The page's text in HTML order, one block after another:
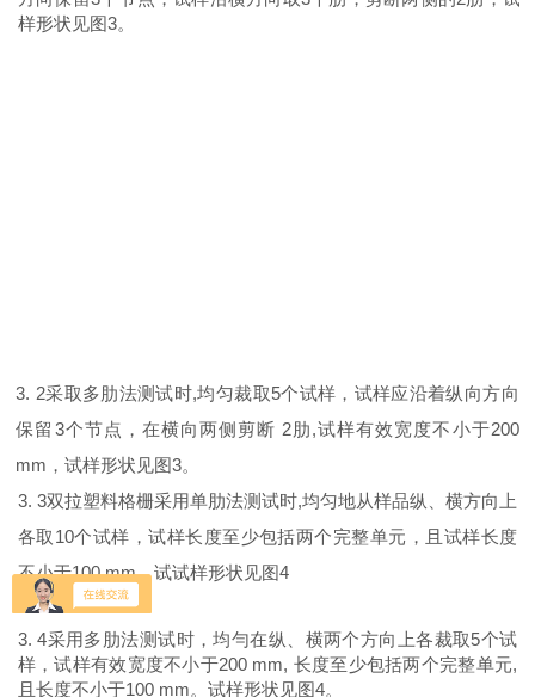
样形状见图3。
3. 2采取多肋法测试时,均匀裁取5个试样，试样应沿着纵向方向
保留 3个节点，在横向两侧剪断 2肋,试样有效宽度不小于200
mm ，试样形状见图3。
3. 3双拉塑料格栅采用单肋法测试时,均匀地从样品纵、横方向上
各取 10个试样 ，试样长度至少包括两个完整单元，且试样长度
不小于100 mm，试试样形状见图4
3. 4采用多肋法测试时，均勻在纵、横两个方向上各裁取5个试
样，试样有效宽度不小于200 mm, 长度至少包括两个完整单元,
且长度不小于100 mm。 试样形状见图4。